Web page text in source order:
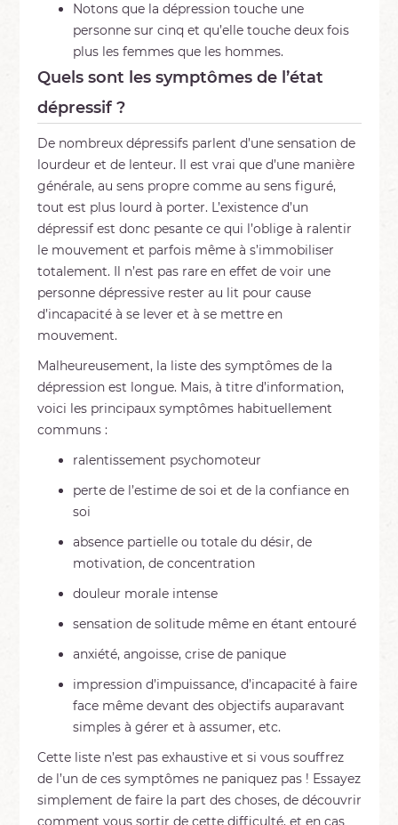
Notons que la dépression touche une
personne sur cinq et qu’elle touche deux fois
plus les femmes que les hommes.
Quels sont les symptômes de l’état
dépressif ?
De nombreux dépressifs parlent d’une sensation de
lourdeur et de lenteur. Il est vrai que d’une manière
générale, au sens propre comme au sens figuré,
tout est plus lourd à porter. L’existence d’un
dépressif est donc pesante ce qui l’oblige à ralentir
le mouvement et parfois même à s’immobiliser
totalement. Il n’est pas rare en effet de voir une
personne dépressive rester au lit pour cause
d’incapacité à se lever et à se mettre en
mouvement.
Malheureusement, la liste des symptômes de la
dépression est longue. Mais, à titre d’information,
voici les principaux symptômes habituellement
communs :
ralentissement psychomoteur
perte de l’estime de soi et de la confiance en
soi
absence partielle ou totale du désir, de
motivation, de concentration
douleur morale intense
sensation de solitude même en étant entouré
anxiété, angoisse, crise de panique
impression d’impuissance, d’incapacité à faire
face même devant des objectifs auparavant
simples à gérer et à assumer, etc.
Cette liste n’est pas exhaustive et si vous souffrez
de l’un de ces symptômes ne paniquez pas ! Essayez
simplement de faire la part des choses, de découvrir
comment vous sortir de cette difficulté, et en cas